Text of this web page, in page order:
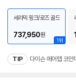
상: 세라믹 핑크/로즈 골드
1위
세라믹 핑크/로즈 골드
737,950원
TIP 다이슨 에어랩 코